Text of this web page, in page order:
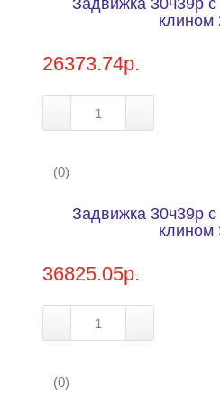
клином
26373.74р.
(0)
Купить в 1 клик
Задвижка 30ч39р
клином
36825.05р.
(0)